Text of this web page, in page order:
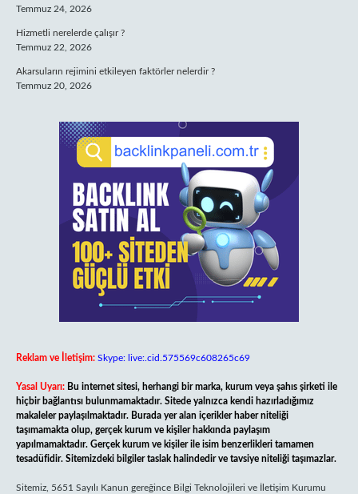
Temmuz 24, 2026
Hizmetli nerelerde çalışır ?
Temmuz 22, 2026
Akarsuların rejimini etkileyen faktörler nelerdir ?
Temmuz 20, 2026
Reklam ve İletişim: Skype: live:.cid.575569c608265c69
Yasal Uyarı: Bu internet sitesi, herhangi bir marka, kurum veya şahıs şirketi ile
hiçbir bağlantısı bulunmamaktadır. Sitede yalnızca kendi hazırladığımız
makaleler paylaşılmaktadır. Burada yer alan içerikler haber niteliği
taşımamakta olup, gerçek kurum ve kişiler hakkında paylaşım
yapılmamaktadır. Gerçek kurum ve kişiler ile isim benzerlikleri tamamen
tesadüfidir. Sitemizdeki bilgiler taslak halindedir ve tavsiye niteliği taşımazlar.
Sitemiz, 5651 Sayılı Kanun gereğince Bilgi Teknolojileri ve İletişim Kurumu